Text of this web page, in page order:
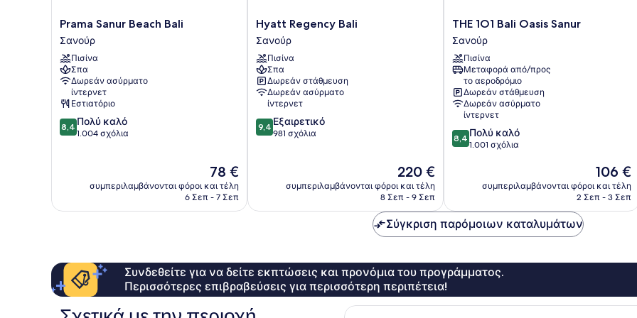
Prama
Sanur
Beach
Bali
Σανούρ
Prama Sanur Beach Bali
Σανούρ
Πισίνα
Σπα
Δωρεάν ασύρματο
ίντερνετ
Εστιατόριο
8.4
στα
8,4 Πολύ καλό
1.004 σχόλια
Η
τιμή
είναι
78 €
συμπεριλαμβάνονται φόροι και τέλη
6 Σεπ - 7 Σεπ
Hyatt
Regency
Bali
Σανούρ
Hyatt Regency Bali
Σανούρ
Πισίνα
Σπα
Δωρεάν στάθμευση
Δωρεάν ασύρματο
ίντερνετ
9.4
στα
σχόλια
9,4 Εξαιρετικό
981 σχόλια
Η
τιμή
είναι
220 €
συμπεριλαμβάνονται φόροι και τέλη
8 Σεπ - 9 Σεπ
THE
1O1
Bali
Oasis
Sanur
Σανούρ
THE 1O1 Bali Oasis Sanur
Σανούρ
Πισίνα
Μεταφορά από/προς
το αεροδρόμιο
Δωρεάν στάθμευση
Δωρεάν ασύρματο
ίντερνετ
8.4
στα
σχόλια
8,4 Πολύ καλό
1.001 σχόλια
Η
τιμή
είναι
106 €
συμπεριλαμβάνονται φόροι και τέλη
2 Σεπ - 3 Σεπ
Σύγκριση παρόμοιων καταλυμάτων
Συνδεθείτε για να δείτε εκπτώσεις και προνόμια του προγράμματος.
Περισσότερες επιβραβεύσεις για περισσότερη περιπέτεια!